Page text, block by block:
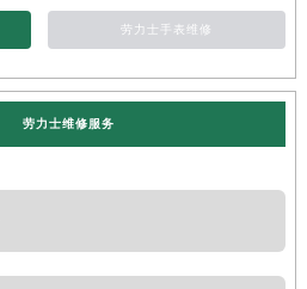
劳力士手表维修
劳力士维修服务